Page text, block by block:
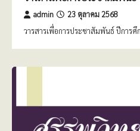
admin 23 ตุลาคม 2568
วารสารเพื่อการประชาสัมพันธ์ ปีการศึ